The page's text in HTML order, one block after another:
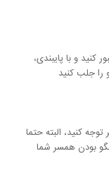
و با پایبندی،
را جلب کنید
کنید، البته حتما
بودن همسر شما